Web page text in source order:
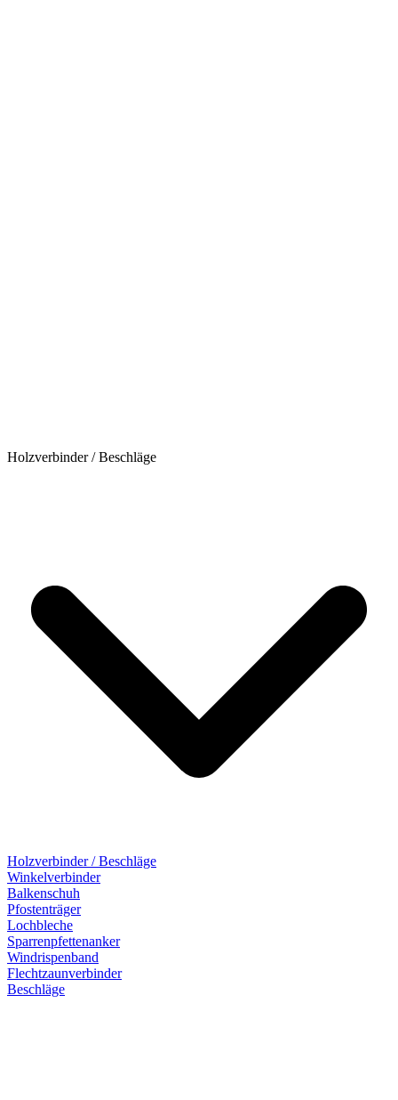
Holzverbinder / Beschläge
Holzverbinder / Beschläge
Winkelverbinder
Balkenschuh
Pfostenträger
Lochbleche
Sparrenpfettenanker
Windrispenband
Flechtzaunverbinder
Beschläge